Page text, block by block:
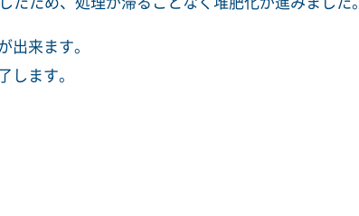
出来ます。
します。